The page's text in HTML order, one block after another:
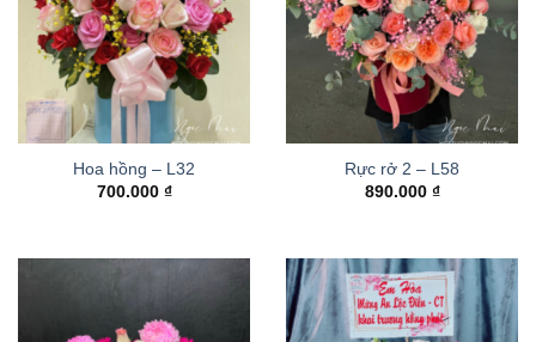
Hoa hồng – L32
700.000 ₫
Rực rở 2 – L58
890.000 ₫